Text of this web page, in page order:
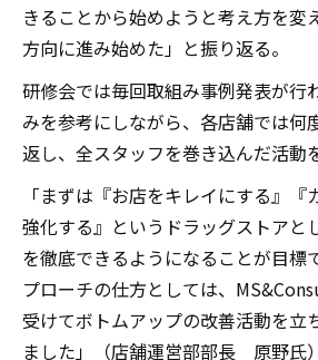
きることから始めようと考え方を変
方向に進み始めた」と振り返る。
研修会では毎回取組み事例発表が行
みを参考にしながら、各店舗では何
返し、全スタッフを巻き込んだ活動
「まずは『お店をキレイにする』『
強化する』というドラッグストアと
を徹底できるようになることが目標
プローチの仕方としては、
受けてボトムアップの改善活動を立
ました」（店舗運営部部長 原野氏